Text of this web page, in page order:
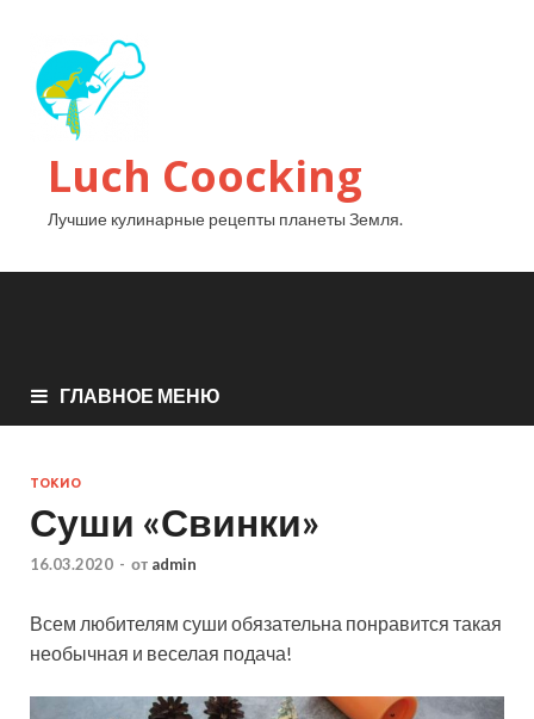
Luch Coocking
Лучшие кулинарные рецепты планеты Земля.
ГЛАВНОЕ МЕНЮ
ТОКИО
Суши «Свинки»
16.03.2020 - от admin
Всем любителям суши обязательна понравится такая
необычная и веселая подача!